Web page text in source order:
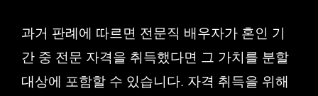
과거 판례에 따르면 전문직 배우자가 혼인 기
간 중 전문 자격을 취득했다면 그 가치를 분할
대상에 포함할 수 있습니다. 자격 취득을 위해